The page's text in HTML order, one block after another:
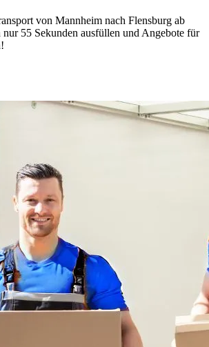
von Mannheim nach Flensburg ab
55 Sekunden ausfüllen und Angebote für